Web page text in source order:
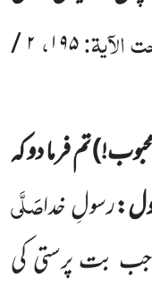
الآیۃ:۱۹۵،۲/
تم فرما دو کہ
رسولِ خداصَلَّی
بت پرستی کی